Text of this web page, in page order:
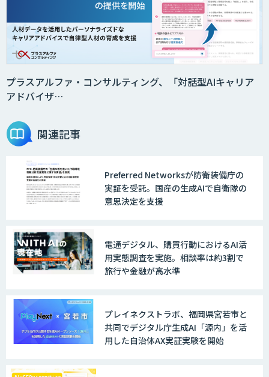
法人向けAIエージェント「OfficeAI社
2層ナレッジ×AIで顧客コミュニケーシ
ョンを効率化「ZEROCK」
戦略策定から実装まで一気通貫のAIエー
ジェント開発
WARP NEXT
LINE WORKS AiNote
Explaza 生成AI Partner｜AIエージェン
プラスアルファ・コンサルティング、「対話型AIキャリア
アドバイザ…
関連記事
Preferred Networksが防衛装備庁の
実証を受託。国産の生成AIで自衛隊の
意思決定を支援
電通デジタル、購買行動におけるAI活
用実態調査を実施。相談率は約3割で
旅行や金融が高水準
プレイネクストラボ、福岡県宮若市と
共同でデジタル庁生成AI「源内」を活
用した自治体AX実証実験を開始